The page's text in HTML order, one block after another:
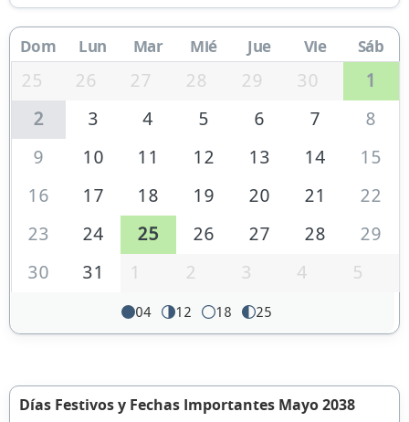
Dom Lun Mar Mié Jue Vie Sáb
25 26 27 28 29 30
1
2
3 4 5 6 7
8
9
10 11 12 13 14
15
16
17 18 19 20 21
22
23
24 25 26 27 28
29
30
31 1 2 3 4 5
04 12 18 25
Días Festivos y Fechas Importantes Mayo 2038